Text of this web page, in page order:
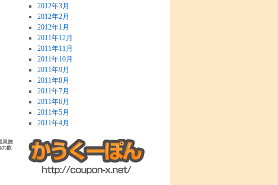
2012年3月
2012年2月
2012年1月
2011年12月
2011年11月
2011年10月
2011年9月
2011年8月
2011年7月
2011年6月
2011年5月
2011年4月
泉旅
の飲